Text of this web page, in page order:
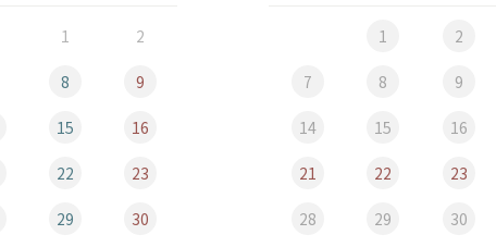
1 2
8 9
15 16
22 23
29 30
1 2
7 8 9
14 15 16
21 22 23
28 29 30